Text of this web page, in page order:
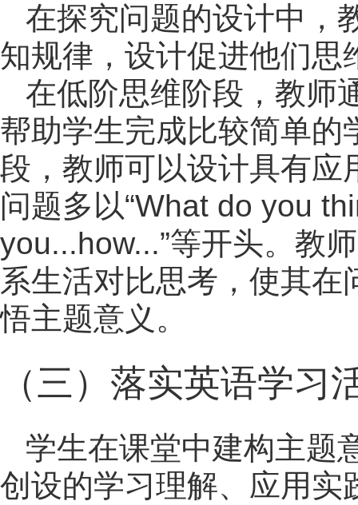
在探究问题的设计中，
知规律，设计促进他们思
在低阶思维阶段，教师
帮助学生完成比较简单的
段，教师可以设计具有应
问题多以“What do you
you...how...”等开头。教
系生活对比思考，使其
悟主题意义。
（三）落实英语学
学生在课堂中建构主题
创设的学习理解、应用实